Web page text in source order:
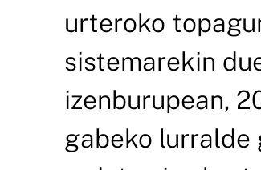
urteroko
sistemarekin
izenburupean,
gabeko lurralde